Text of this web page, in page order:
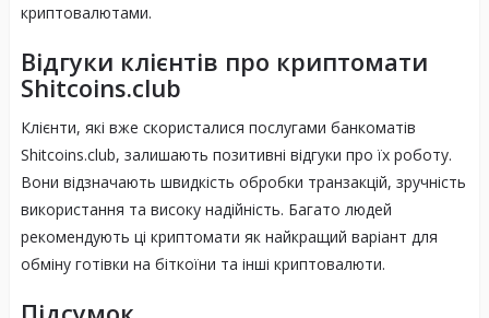
криптовалютами.
Відгуки клієнтів про криптомати
Shitcoins.club
Клієнти, які вже скористалися послугами банкоматів
Shitcoins.club, залишають позитивні відгуки про їх роботу.
Вони відзначають швидкість обробки транзакцій, зручність
використання та високу надійність. Багато людей
рекомендують ці криптомати як найкращий варіант для
обміну готівки на біткоїни та інші криптовалюти.